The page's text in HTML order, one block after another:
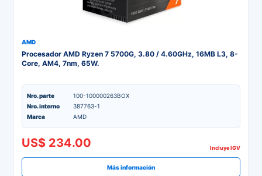
AMD
Procesador AMD Ryzen 7 5700G, 3.80 / 4.60GHz, 16MB L3, 8-
Core, AM4, 7nm, 65W.
Nro. parte
100-100000263BOX
Nro. interno
387763-1
Marca
AMD
US$ 234.00 Incluye IGV
Más información